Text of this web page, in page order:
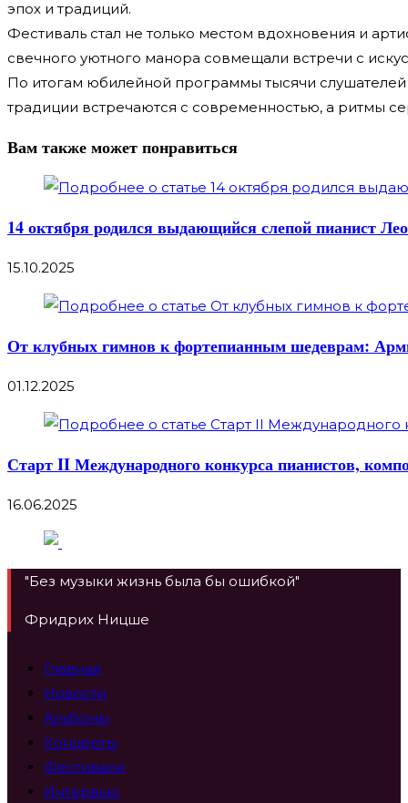
эпох и традиций.
Фестиваль стал не только местом вдохновения и
свечного уютного манора совмещали встречи с
По итогам юбилейной программы тысячи
традиции встречаются с современностью, а ритмы
Вам также может понравиться
14 октября родился выдающийся слепой пианист
15.10.2025
От клубных гимнов к фортепианным шедеврам:
01.12.2025
Старт II Международного конкурса пианистов,
16.06.2025
"Без музыки жизнь была бы ошибкой"
Фридрих Ницше
Главная
Новости
Альбомы
Концерты
Фестивали
Интервью